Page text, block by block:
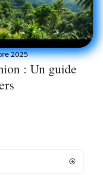
2025
: Un guide